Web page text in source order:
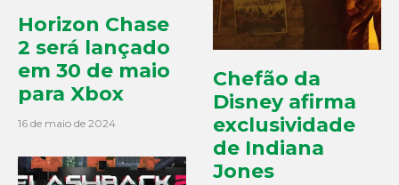
Horizon Chase
2 será lançado
em 30 de maio
para Xbox
16 de maio de 2024
Chefão da
Disney afirma
exclusividade
de Indiana
Jones